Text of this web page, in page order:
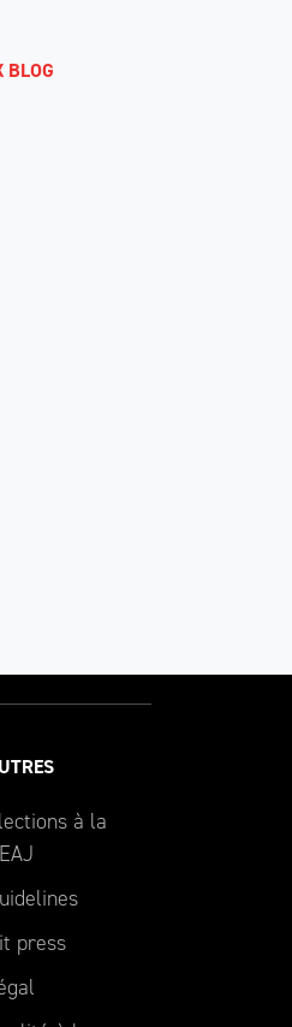
BLOG
à la
press